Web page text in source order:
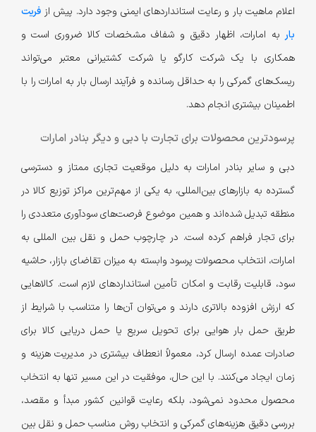
اعلام ماهیت بار و رعایت استانداردهای ایمنی وجود دارد. پیش از فریت
بار به امارات، اظهار دقیق و شفاف مشخصات کالا ضروری است و
همکاری با یک شرکت کارگو یا شرکت کشتیرانی معتبر می‌تواند
ریسک‌های گمرکی را به حداقل رسانده و فرآیند ارسال بار به امارات را با
اطمینان بیشتری انجام دهد.
پرسودترین محصولات برای تجارت با دبی و دیگر بنادر امارات
دبی و سایر بنادر امارات به دلیل موقعیت تجاری ممتاز و دسترسی
گسترده به بازارهای بین‌المللی، به یکی از مهم‌ترین مراکز توزیع کالا در
منطقه تبدیل شده‌اند و همین موضوع فرصت‌های سودآوری متعددی را
برای تجار فراهم کرده است. در چارچوب حمل و نقل بین المللی به
امارات، انتخاب محصولات پرسود وابسته به میزان تقاضای بازار، حاشیه
سود، قابلیت رقابت و امکان تأمین استانداردهای لازم است. کالاهایی
که ارزش افزوده بالاتری دارند و می‌توان آن‌ها را متناسب با شرایط از
طریق حمل بار هوایی برای تحویل سریع یا حمل دریایی کالا برای
صادرات عمده ارسال کرد، معمولاً انعطاف بیشتری در مدیریت هزینه و
زمان ایجاد می‌کنند. با این حال، موفقیت در این مسیر تنها به انتخاب
محصول محدود نمی‌شود، بلکه رعایت قوانین کشور مبدأ و مقصد،
بررسی دقیق هزینه‌های گمرکی و انتخاب روش مناسب حمل و نقل بین